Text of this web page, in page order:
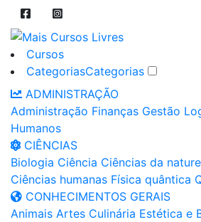
Cursos
CategoriasCategorias
ADMINISTRAÇÃO
Administração Finanças Gestão
Humanos
CIÊNCIAS
Biologia Ciência Ciências da
Ciências humanas Física quântica
CONHECIMENTOS GERAIS
Animais Artes Culinária Estética e